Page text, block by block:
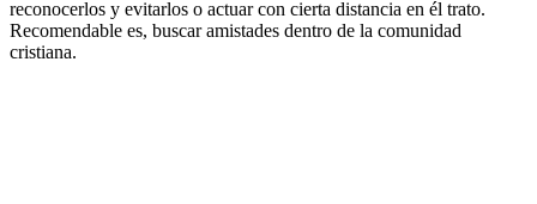
reconocerlos y evitarlos o actuar con cierta distancia en él trato.
Recomendable es, buscar amistades dentro de la comunidad
cristiana.